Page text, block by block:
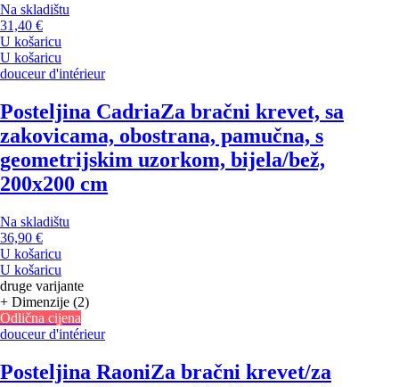
Na skladištu
31,40 €
U košaricu
U košaricu
douceur d'intérieur
Posteljina CadriaZa bračni krevet, sa
zakovicama, obostrana, pamučna, s
geometrijskim uzorkom, bijela/bež,
200x200 cm
Na skladištu
36,90 €
U košaricu
U košaricu
druge varijante
+ Dimenzije (2)
Odlična cijena
douceur d'intérieur
Posteljina RaoniZa bračni krevet/za